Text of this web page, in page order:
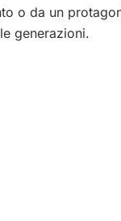
o da un
generazioni.